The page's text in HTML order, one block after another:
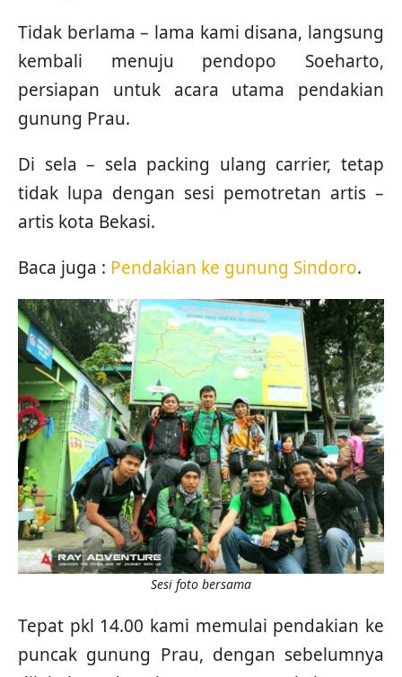
Tidak berlama – lama kami disana, langsung
kembali menuju pendopo Soeharto,
persiapan untuk acara utama pendakian
gunung Prau.
Di sela – sela packing ulang carrier, tetap
tidak lupa dengan sesi pemotretan artis –
artis kota Bekasi.
Baca juga : Pendakian ke gunung Sindoro.
Sesi foto bersama
Tepat pkl 14.00 kami memulai pendakian ke
puncak gunung Prau, dengan sebelumnya